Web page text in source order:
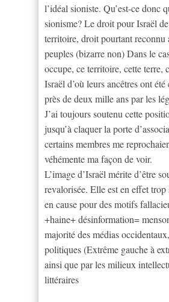
l’idéal sioniste. Qu’est-ce donc
sionisme? Le droit pour Israël
territoire, droit pourtant reconnu
peuples (bizarre non) Dans le
occupe, ce territoire, cette terre,
Israël d’où leurs ancêtres ont
près de deux mille ans par les
J’ai toujours soutenu cette
jusqu’à claquer la porte
certains membres me
véhémente ma façon de voir.
L’image d’Israël mérite d’être
revalorisée. Elle est en effet trop
en cause pour des motifs
+haine+ désinformation=
majorité des médias
politiques (Extrême gauche à
ainsi que par les milieux
littéraires